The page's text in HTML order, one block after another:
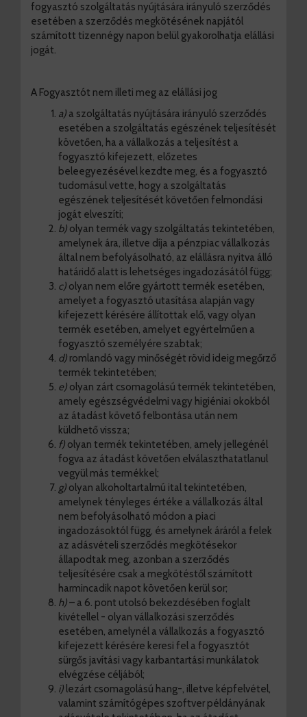
fogyasztó szolgáltatás nyújtására irányuló szerződés
esetében a szerződés megkötésének napjától
számított tizennégy napon belül gyakorolhatja elállási
jogát.
A Fogyasztót nem illeti meg az elállási jog
a) a szolgáltatás nyújtására irányuló szerződés
esetében a szolgáltatás egészének teljesítését
követően, ha a vállalkozás a teljesítést a
fogyasztó kifejezett, előzetes
beleegyezésével kezdte meg, és a fogyasztó
tudomásul vette, hogy a szolgáltatás
egészének teljesítését követően felmondási
jogát elveszíti;
b) olyan termék vagy szolgáltatás tekintetében,
amelynek ára, illetve díja a pénzpiac vállalkozás
által nem befolyásolható, az elállásra nyitva álló
határidő alatt is lehetséges ingadozásától függ;
c) olyan nem előre gyártott termék esetében,
amelyet a fogyasztó utasítása alapján vagy
kifejezett kérésére állítottak elő, vagy olyan
termék esetében, amelyet egyértelműen a
fogyasztó személyére szabtak;
d) romlandó vagy minőségét rövid ideig megőrző
termék tekintetében;
e) olyan zárt csomagolású termék tekintetében,
amely egészségvédelmi vagy higiéniai okokból
az átadást követő felbontása után nem
küldhető vissza;
f) olyan termék tekintetében, amely jellegénél
fogva az átadást követően elválaszthatatlanul
vegyül más termékkel;
g) olyan alkoholtartalmú ital tekintetében,
amelynek tényleges értéke a vállalkozás által
nem befolyásolható módon a piaci
ingadozásoktól függ, és amelynek áráról a felek
az adásvételi szerződés megkötésekor
állapodtak meg, azonban a szerződés
teljesítésére csak a megkötéstől számított
harmincadik napot követően kerül sor;
h)– a 6. pont utolsó bekezdésében foglalt
kivétellel - olyan vállalkozási szerződés
esetében, amelynél a vállalkozás a fogyasztó
kifejezett kérésére keresi fel a fogyasztót
sürgős javítási vagy karbantartási munkálatok
elvégzése céljából;
i) lezárt csomagolású hang-, illetve képfelvétel,
valamint számítógépes szoftver példányának